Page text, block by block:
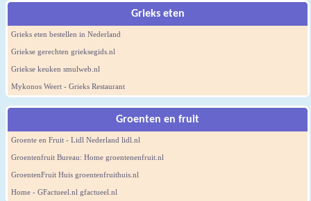
Grieks eten
Grieks eten bestellen in Nederland
Griekse gerechten grieksegids.nl
Griekse keuken smulweb.nl
Mykonos Weert - Grieks Restaurant
Groenten en fruit
Groente en Fruit - Lidl Nederland lidl.nl
Groentenfruit Bureau: Home groentenenfruit.nl
GroentenFruit Huis groentenfruithuis.nl
Home - GFactueel.nl gfactueel.nl